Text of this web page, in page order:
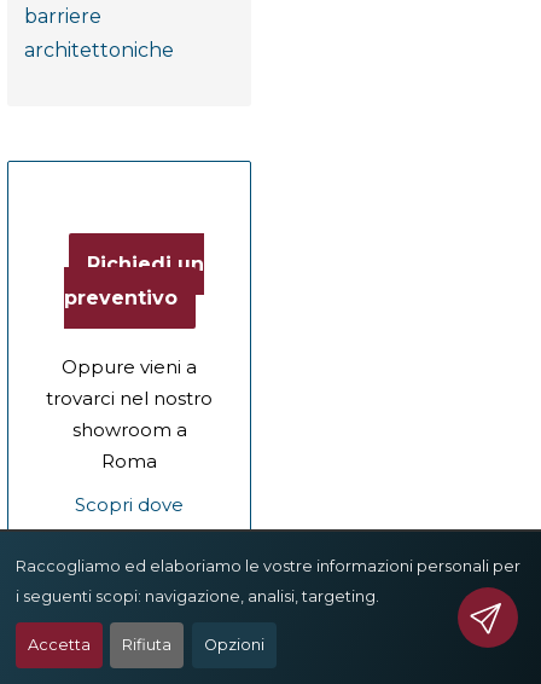
Raccogliamo ed elaboriamo le vostre informazioni personali per
i seguenti scopi: navigazione, analisi, targeting
Accetta Rifiuta Opzioni
barriere
architettoniche
Richiedi un
preventivo
Oppure vieni a
trovarci nel nostro
showroom a
Roma
Scopri dove
siamo
Prodotti